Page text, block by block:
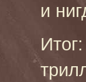
и